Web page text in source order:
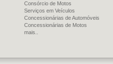
Consórcio de Motos
Serviços em Veículos
Concessionárias de Automóveis
Concessionárias de Motos
mais..